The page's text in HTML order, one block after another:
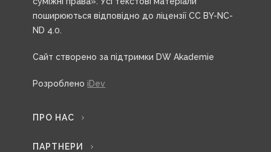
поширюються відповідно до ліцензії CC BY-NC-
ND 4.0.
Сайт створено за підтримки DW Akademie
Розроблено iDev
ПРО НАС
ПАРТНЕРИ